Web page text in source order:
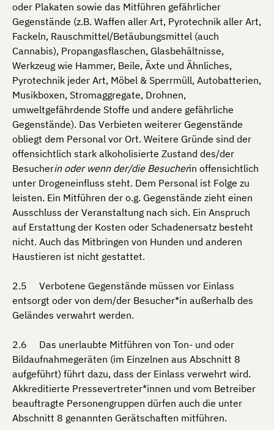
oder Plakaten sowie das Mitführen gefährlicher
Gegenstände (z.B. Waffen aller Art, Pyrotechnik aller Art,
Fackeln, Rauschmittel/Betäubungsmittel (auch
Cannabis), Propangasflaschen, Glasbehältnisse,
Werkzeug wie Hammer, Beile, Äxte und Ähnliches,
Pyrotechnik jeder Art, Möbel & Sperrmüll, Autobatterien,
Musikboxen, Stromaggregate, Drohnen,
umweltgefährdende Stoffe und andere gefährliche
Gegenstände). Das Verbieten weiterer Gegenstände
obliegt dem Personal vor Ort. Weitere Gründe sind der
offensichtlich stark alkoholisierte Zustand des/der
Besucherin oder wenn der/die Besucherin offensichtlich
unter Drogeneinfluss steht. Dem Personal ist Folge zu
leisten. Ein Mitführen der o.g. Gegenstände zieht einen
Ausschluss der Veranstaltung nach sich. Ein Anspruch
auf Erstattung der Kosten oder Schadenersatz besteht
nicht. Auch das Mitbringen von Hunden und anderen
Haustieren ist nicht gestattet.
Verbotene Gegenstände müssen vor Einlass
entsorgt oder von dem/der Besucher*in außerhalb des
Geländes verwahrt werden.
Das unerlaubte Mitführen von Ton- und oder
Bildaufnahmegeräten (im Einzelnen aus Abschnitt 8
aufgeführt) führt dazu, dass der Einlass verwehrt wird.
Akkreditierte Pressevertreter*innen und vom Betreiber
beauftragte Personengruppen dürfen auch die unter
Abschnitt 8 genannten Gerätschaften mitführen.